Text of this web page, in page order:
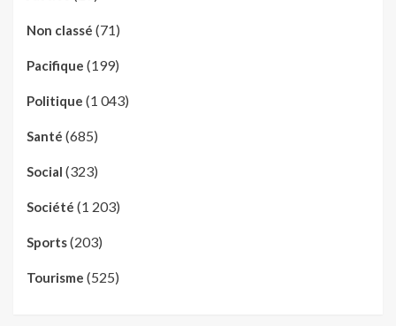
Non classé (71)
Pacifique (199)
Politique (1 043)
Santé (685)
Social (323)
Société (1 203)
Sports(203)
Tourisme (525)